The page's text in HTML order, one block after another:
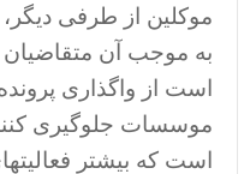
موکلین از طرفی
به موجب آن متقاضیان
است از واگذاری
موسسات جلوگیری
است که بیشتر